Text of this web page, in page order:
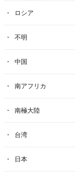
ロシア
不明
中国
南アフリカ
南極大陸
台湾
日本